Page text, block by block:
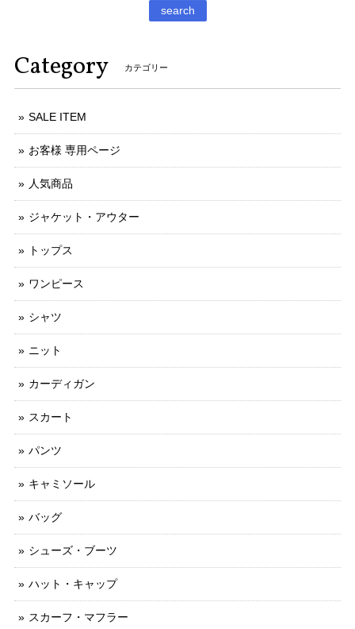
search
Category カテゴリー
SALE ITEM
お客様 専用ページ
人気商品
ジャケット・アウター
トップス
ワンピース
シャツ
ニット
カーディガン
スカート
パンツ
キャミソール
バッグ
シューズ・ブーツ
ハット・キャップ
スカーフ・マフラー